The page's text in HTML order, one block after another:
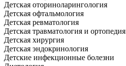
Детская оториноларингология
Детская офтальмология
Детская ревматология
Детская травматология и ортопедия
Детская хирургия
Детская эндокринология
Детские инфекционные болезни